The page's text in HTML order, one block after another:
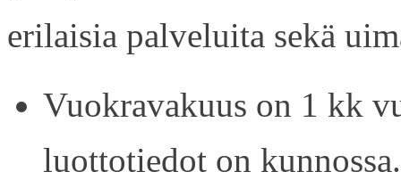
erilaisia palveluita sekä
Vuokravakuus on 1 kk
luottotiedot on kunnossa.